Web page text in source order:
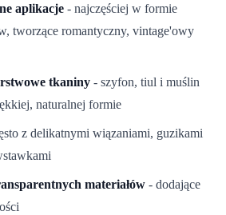
aplikacje - najczęściej w formie
tworzące romantyczny, vintage'owy
tkaniny - szyfon, tiul i muślin
naturalnej formie
z delikatnymi wiązaniami, guzikami
materiałów - dodające